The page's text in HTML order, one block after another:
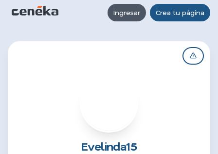
Ingresar Crea tu página
Evelinda15